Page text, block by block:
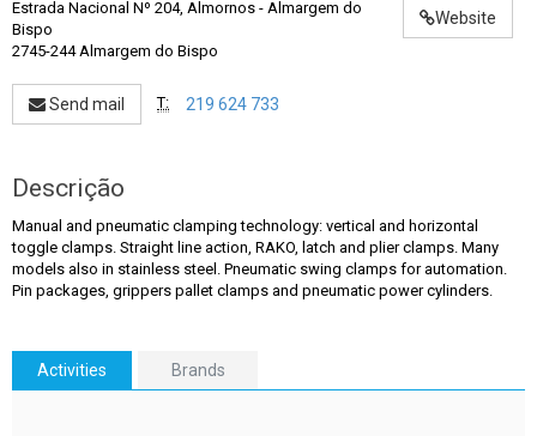
Website
Estrada Nacional Nº 204, Almornos - Almargem do
Bispo
2745-244 Almargem do Bispo
Send mail T: 219 624 733
Descrição
Manual and pneumatic clamping technology: vertical and horizontal
toggle clamps. Straight line action, RAKO, latch and plier clamps. Many
models also in stainless steel. Pneumatic swing clamps for automation.
Pin packages, grippers pallet clamps and pneumatic power cylinders.
Activities Brands